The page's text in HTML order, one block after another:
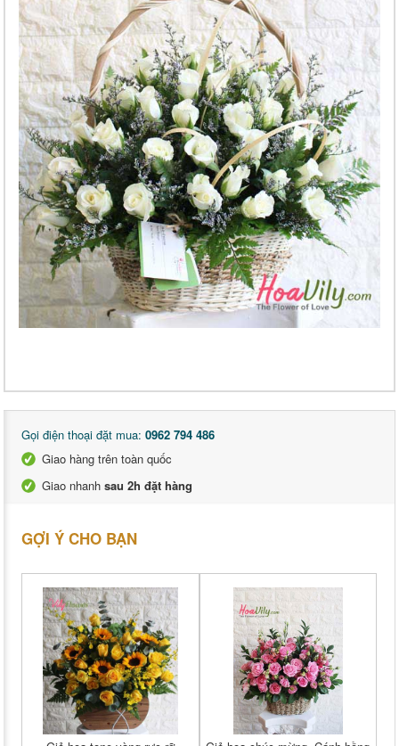
Gọi điện thoại đặt mua: 0962 794 486
Giao hàng trên toàn quốc
Giao nhanh sau 2h đặt hàng
GỢI Ý CHO BẠN